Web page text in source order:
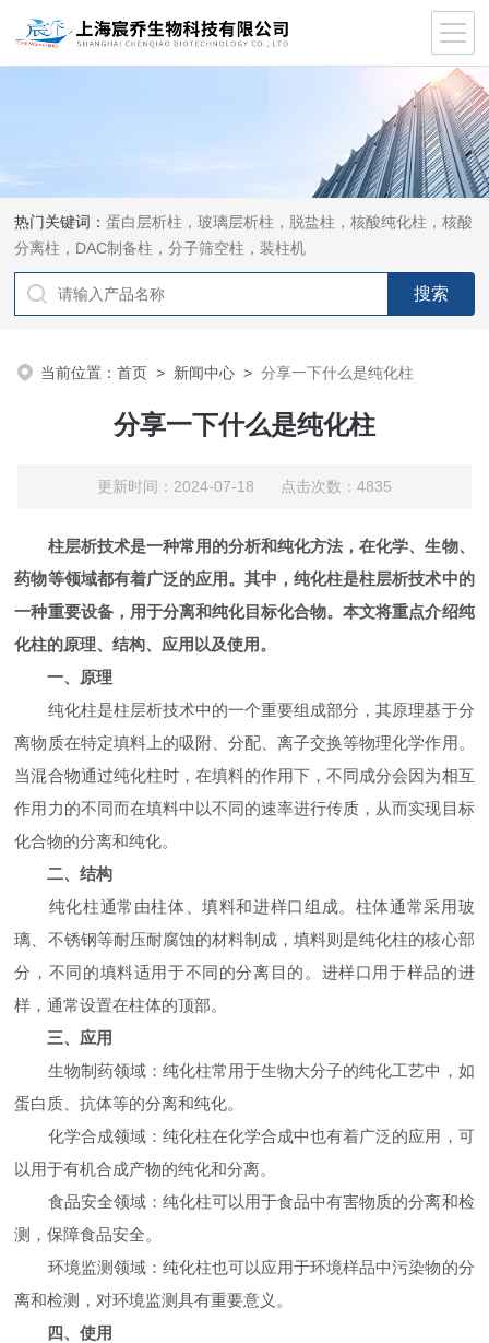
热门关键词：蛋白层析柱，玻璃层析柱，脱盐柱，核酸纯化柱，核酸
分离柱，DAC制备柱，分子筛空柱，装柱机
当前位置：首页 > 新闻中心 >分享一下什么是纯化柱
分享一下什么是纯化柱
更新时间：2024-07-18 点击次数：4835
柱层析技术是一种常用的分析和纯化方法，在化学、生物、
药物等领域都有着广泛的应用。其中，纯化柱是柱层析技术中的
一种重要设备，用于分离和纯化目标化合物。本文将重点介绍纯
化柱的原理、结构、应用以及使用。
一、原理
纯化柱是柱层析技术中的一个重要组成部分，其原理基于分
离物质在特定填料上的吸附、分配、离子交换等物理化学作用。
当混合物通过纯化柱时，在填料的作用下，不同成分会因为相互
作用力的不同而在填料中以不同的速率进行传质，从而实现目标
化合物的分离和纯化。
二、结构
纯化柱通常由柱体、填料和进样口组成。柱体通常采用玻
璃、不锈钢等耐压耐腐蚀的材料制成，填料则是纯化柱的核心部
分，不同的填料适用于不同的分离目的。进样口用于样品的进
样，通常设置在柱体的顶部。
三、应用
生物制药领域：纯化柱常用于生物大分子的纯化工艺中，如
蛋白质、抗体等的分离和纯化。
化学合成领域：纯化柱在化学合成中也有着广泛的应用，可
以用于有机合成产物的纯化和分离。
食品安全领域：纯化柱可以用于食品中有害物质的分离和检
测，保障食品安全。
环境监测领域：纯化柱也可以应用于环境样品中污染物的分
离和检测，对环境监测具有重要意义。
四、使用